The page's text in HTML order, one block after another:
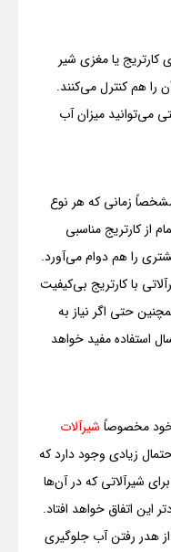
کارتریج یا مغزی شیر
را هم کنترل می‌کنند.
می‌توانید میزان آب
زمانی که هر نوع
از کارتریج مناسبی
را هم دوام می‌آورد.
با کارتریج بی‌کیفیت
حتی اگر نیاز به
استفاده مفید خواهد
خود مخصوصاً شیرآلات
زیادی وجود دارد که
شیرآلاتی که در آن‌ها
این اتفاق خواهد افتاد.
هدر رفتن آب جلوگیری